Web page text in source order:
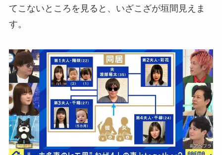
てこないところを見ると、いざこざが垣間見えま
す。